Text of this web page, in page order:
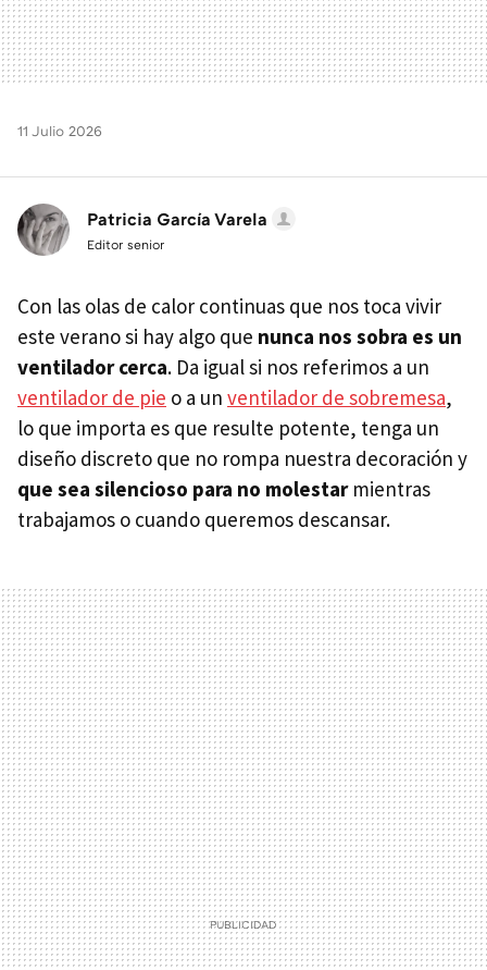
11 Julio 2026
Patricia García Varela
Editor senior
Con las olas de calor continuas que nos toca vivir
este verano si hay algo que nunca nos sobra es un
ventilador cerca. Da igual si nos referimos a un
ventilador de pie o a un ventilador de sobremesa,
lo que importa es que resulte potente, tenga un
diseño discreto que no rompa nuestra decoración y
que sea silencioso para no molestarmientras
trabajamos o cuando queremos descansar.